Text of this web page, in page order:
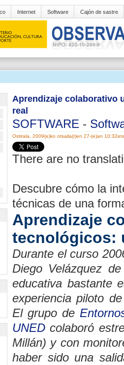
Internet Software Cajón de sastre
Aprendizaje colaborativo
real
SOFTWARE -
Ostirala, 2009(e)ko otsaila(r)en 27-(e)an
There are no
Descubre cómo la
técnicas de una
Aprendizaje
tecnológicos:
Durante el curso
Diego Velázquez
educativa bastante
experiencia piloto
El grupo de
UNED colaboró
Millán) y con
haber sido una